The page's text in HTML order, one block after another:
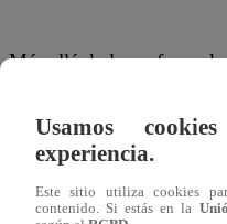
Más allá de las
que nuestros ojos
“Cuando hay bajas
vienen a la consulta por
Usamos
experiencia.
Este sitio utiliza cookies
contenido. Si estás en la